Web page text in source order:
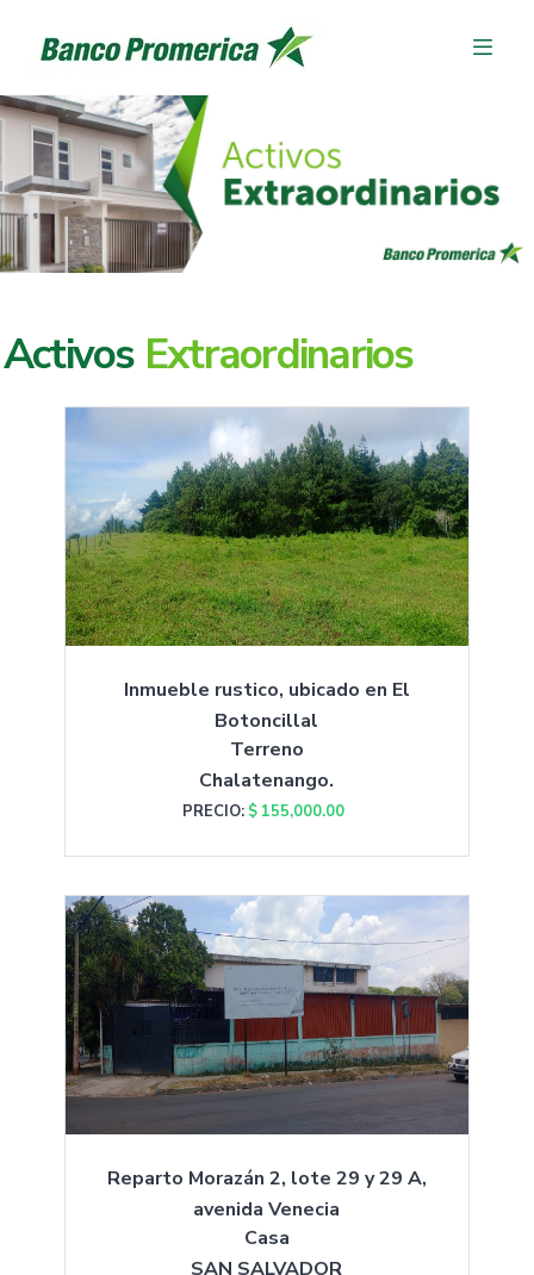
Activos Extraordinarios
Inmueble rustico, ubicado en El
Botoncillal
Terreno
Chalatenango.
PRECIO: $ 155,000.00
Reparto Morazán 2, lote 29 y 29 A,
avenida Venecia
Casa
SAN SALVADOR